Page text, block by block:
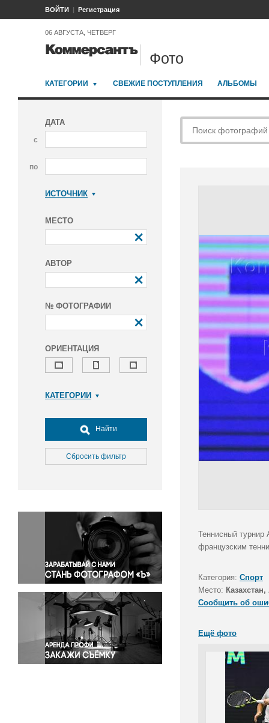
ВОЙТИ Регистрация
06 АВГУСТА, ЧЕТВЕРГ
Фото
КАТЕГОРИИ СВЕЖИЕ ПОСТУПЛЕНИЯ АЛЬБОМЫ
ДАТА
с
по
ИСТОЧНИК
МЕСТО
АВТОР
№ ФОТОГРАФИИ
ОРИЕНТАЦИЯ
КАТЕГОРИИ
Досуг, туризм и отдых
Культура
Медицина
Окружающая среда
Политика
Правосудие
Происшествия и конфликты
Религия
Светская жизнь
Спорт
Экология
Экономика и бизнес
Найти
Сбросить фильтр
Теннисный турнир
французским
Категория: Спорт
Место:
Сообщить об
Ещё фото